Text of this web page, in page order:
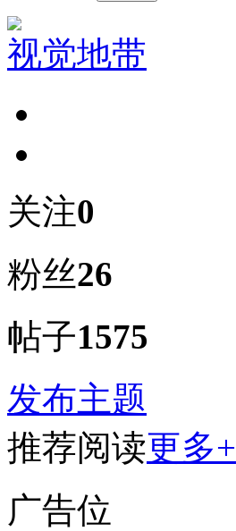
视觉地带
关注0
粉丝26
帖子1575
发布主题
推荐阅读更多+
广告位